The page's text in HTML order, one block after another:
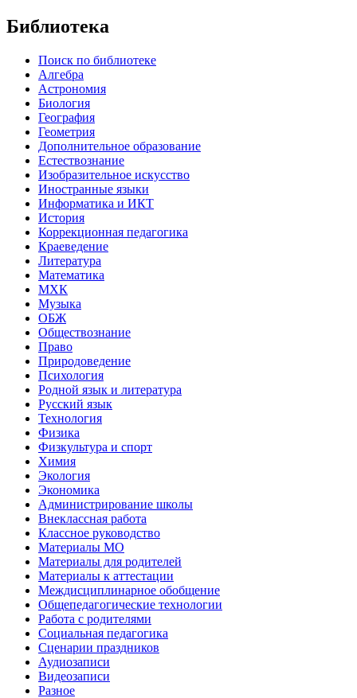
Библиотека
Поиск по библиотеке
Алгебра
Астрономия
Биология
География
Геометрия
Дополнительное образование
Естествознание
Изобразительное искусство
Иностранные языки
Информатика и ИКТ
История
Коррекционная педагогика
Краеведение
Литература
Математика
МХК
Музыка
ОБЖ
Обществознание
Право
Природоведение
Психология
Родной язык и литература
Русский язык
Технология
Физика
Физкультура и спорт
Химия
Экология
Экономика
Администрирование школы
Внеклассная работа
Классное руководство
Материалы МО
Материалы для родителей
Материалы к аттестации
Междисциплинарное обобщение
Общепедагогические технологии
Работа с родителями
Социальная педагогика
Сценарии праздников
Аудиозаписи
Видеозаписи
Разное